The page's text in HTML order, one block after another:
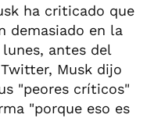
ha criticado que
demasiado en la
antes del
Musk dijo
"peores críticos"
"porque eso es